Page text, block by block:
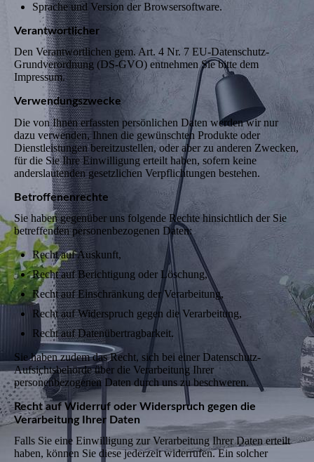
Sprache und Version der Browsersoftware.
Verantwortlicher
Den Verantwortlichen gem. Art. 4 Nr. 7 EU-Datenschutz-
Grundverordnung (DS-GVO) entnehmen Sie bitte dem
Impressum.
Verwendungszwecke
Die von Ihnen erfassten persönlichen Daten werden wir nur
dazu verwenden, Ihnen die gewünschten Produkte oder
Dienstleistungen bereitzustellen, oder aber zu anderen Zwecken,
für die Sie Ihre Einwilligung erteilt haben, sofern keine
anderslautenden gesetzlichen Verpflichtungen bestehen.
Betroffenenrechte
Sie haben gegenüber uns folgende Rechte hinsichtlich der Sie
betreffenden personenbezogenen Daten:
Recht auf Auskunft,
Recht auf Berichtigung oder Löschung,
Recht auf Einschränkung der Verarbeitung,
Recht auf Widerspruch gegen die Verarbeitung,
Recht auf Datenübertragbarkeit.
Sie haben zudem das Recht, sich bei einer Datenschutz-
Aufsichtsbehörde über die Verarbeitung Ihrer
personenbezogenen Daten durch uns zu beschweren.
Recht auf Widerruf oder Widerspruch gegen die
Verarbeitung Ihrer Daten
Falls Sie eine Einwilligung zur Verarbeitung Ihrer Daten erteilt
haben, können Sie diese jederzeit widerrufen. Ein solcher